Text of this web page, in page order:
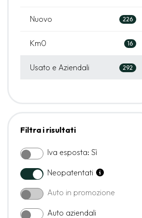
Nuovo 226
Km0 16
Usato e Aziendali 292
Filtra i risultati
Iva esposta: Sì
Neopatentati
Auto in promozione
Auto aziendali